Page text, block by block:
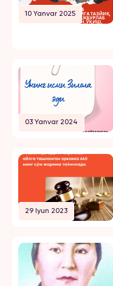
10 Yanvar 2025
03 Yanvar 2024
29 Iyun 2023